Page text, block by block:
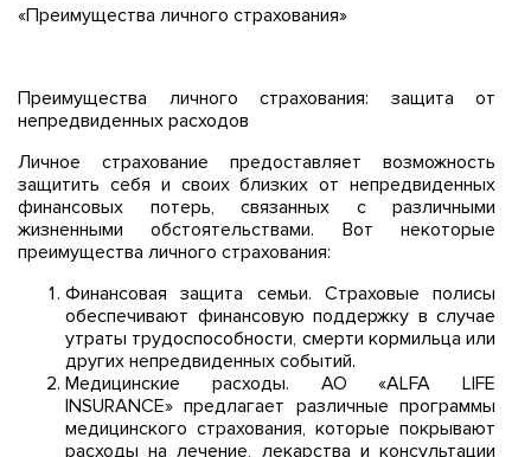
«Преимущества личного страхования»
Преимущества личного страхования: защита от
непредвиденных расходов
Личное страхование предоставляет возможность
защитить себя и своих близких от непредвиденных
финансовых потерь, связанных с различными
жизненными обстоятельствами. Вот некоторые
преимущества личного страхования:
Финансовая защита семьи. Страховые полисы
обеспечивают финансовую поддержку в случае
утраты трудоспособности, смерти кормильца или
других непредвиденных событий.
Медицинские расходы. AO «ALFA LIFE
INSURANCE» предлагает различные программы
медицинского страхования, которые покрывают
расходы на лечение, лекарства и консультации